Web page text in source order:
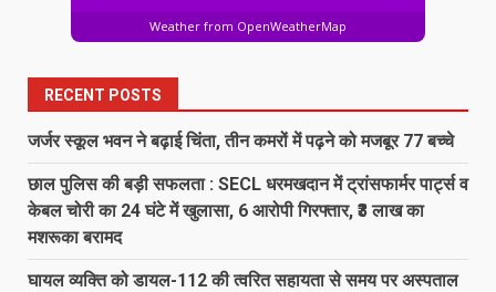
Weather from OpenWeatherMap
RECENT POSTS
जर्जर स्कूल भवन ने बढ़ाई चिंता, तीन कमरों में पढ़ने को मजबूर 77 बच्चे
छाल पुलिस की बड़ी सफलता : SECL धरमखदान में ट्रांसफार्मर पार्ट्स व
केबल चोरी का 24 घंटे में खुलासा, 6 आरोपी गिरफ्तार, ₹3 लाख का
मशरूका बरामद
घायल व्यक्ति को डायल-112 की त्वरित सहायता से समय पर अस्पताल
August 8, 2026
7
138 करोड़ की लागत से नांदघाट-मुंगेली रोड
होगा फोरलेन…
August 8, 2026
में पढ़ने को मजबूर 77 बच्चे